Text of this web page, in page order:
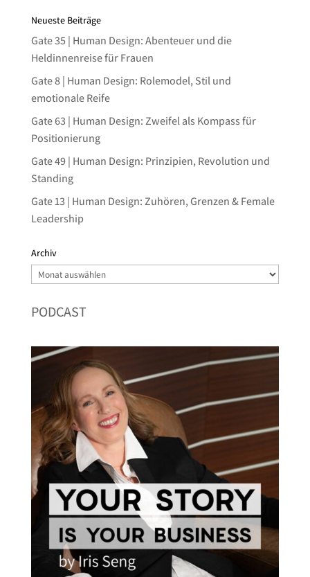
Neueste Beiträge
Gate 35 | Human Design: Abenteuer und die
Heldinnenreise für Frauen
Gate 8 | Human Design: Rolemodel, Stil und
emotionale Reife
Gate 63 | Human Design: Zweifel als Kompass für
Positionierung
Gate 49 | Human Design: Prinzipien, Revolution und
Standing
Gate 13 | Human Design: Zuhören, Grenzen & Female
Leadership
Archiv
Archiv
PODCAST